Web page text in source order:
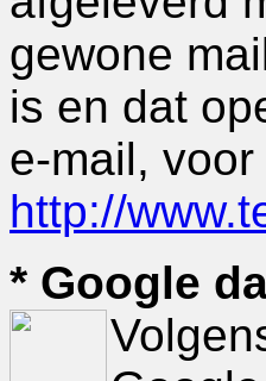
gewone
is en dat
e-mail,
http://
* Google